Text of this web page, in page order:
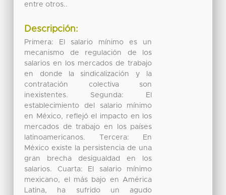
entre otros..
Descripción:
Primera: El salario mínimo es un
mecanismo de regulación de los
salarios en los mercados de trabajo
en donde la sindicalización y la
contratación colectiva son
inexistentes. Segunda: El
establecimiento del salario mínimo
en México, reflejó el impacto en los
mercados de trabajo en los países
latinoamericanos. Tercera: En
México existe la persistencia de una
gran brecha desigualdad en los
salarios. Cuarta: El salario mínimo
mexicano, el más bajo en América
Latina, ha sufrido un agudo